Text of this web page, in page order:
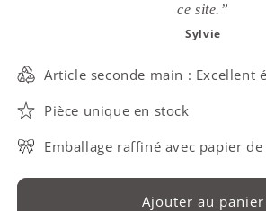
ce site.”
Sylvie
Article seconde main : Excellent
Pièce unique en stock
Emballage raffiné avec papier de
Ajouter au panier